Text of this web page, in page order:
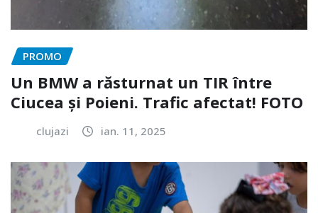
PROMO
Un BMW a răsturnat un TIR între
Ciucea și Poieni. Trafic afectat! FOTO
clujazi ian. 11, 2025